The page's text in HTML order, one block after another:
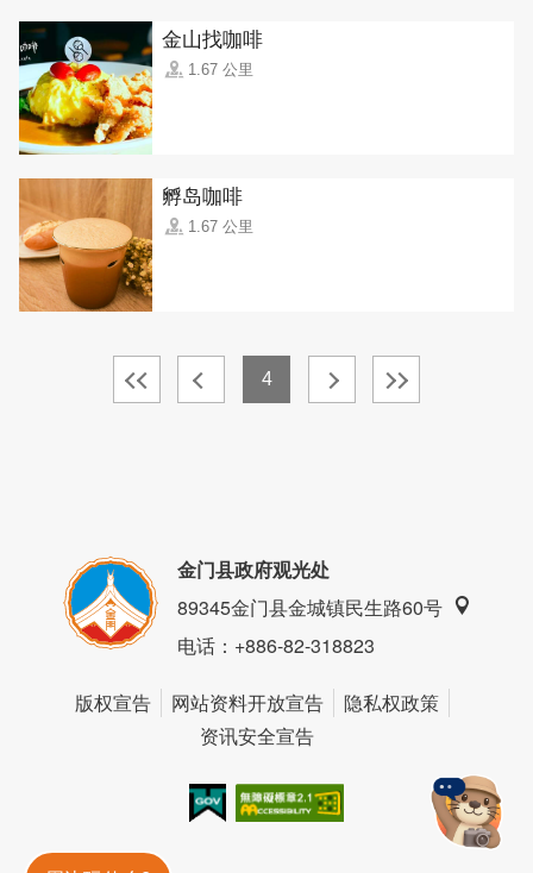
金山找咖啡
1.67 公里
孵岛咖啡
1.67 公里
4
金门县政府观光处
89345金门县金城镇民生路60号
电话：+886-82-318823
版权宣告 网站资料开放宣告
隐私权政策
资讯安全宣告